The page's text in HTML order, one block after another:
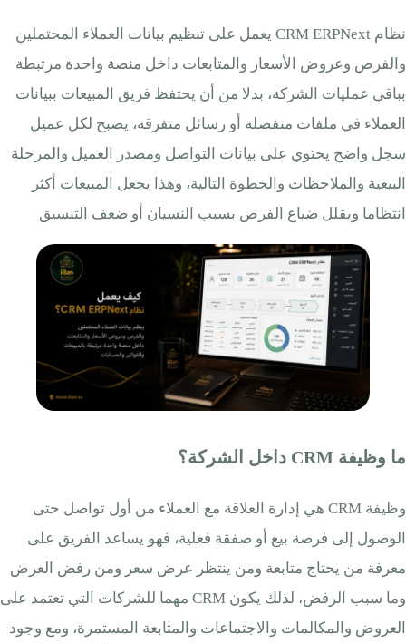
نظام CRM ERPNext يعمل على تنظيم بيانات العملاء المحتملين
والفرص وعروض الأسعار والمتابعات داخل منصة واحدة مرتبطة
بباقي عمليات الشركة، بدلا من أن يحتفظ فريق المبيعات ببيانات
العملاء في ملفات منفصلة أو رسائل متفرقة، يصبح لكل عميل
سجل واضح يحتوي على بيانات التواصل ومصدر العميل والمرحلة
البيعية والملاحظات والخطوة التالية، وهذا يجعل المبيعات أكثر
انتظاما ويقلل ضياع الفرص بسبب النسيان أو ضعف التنسيق
ما وظيفة CRM داخل الشركة؟
وظيفة CRM هي إدارة العلاقة مع العملاء من أول تواصل حتى
الوصول إلى فرصة بيع أو صفقة فعلية، فهو يساعد الفريق على
معرفة من يحتاج متابعة ومن ينتظر عرض سعر ومن رفض العرض
وما سبب الرفض، لذلك يكون CRM مهما للشركات التي تعتمد على
العروض والمكالمات والاجتماعات والمتابعة المستمرة، ومع وجود